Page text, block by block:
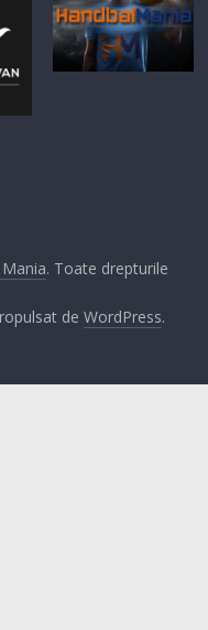
. Toate drepturile
de WordPress.